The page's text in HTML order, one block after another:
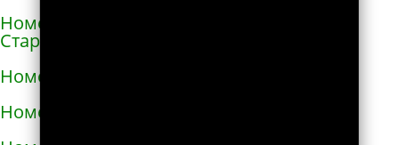
Номера телефонов такси в
Староконстантинове
Номера телефонов такси в Стебнике
Номера телефонов такси в Стрые